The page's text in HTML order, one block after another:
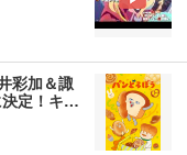
彩加＆諏
決定！キ…